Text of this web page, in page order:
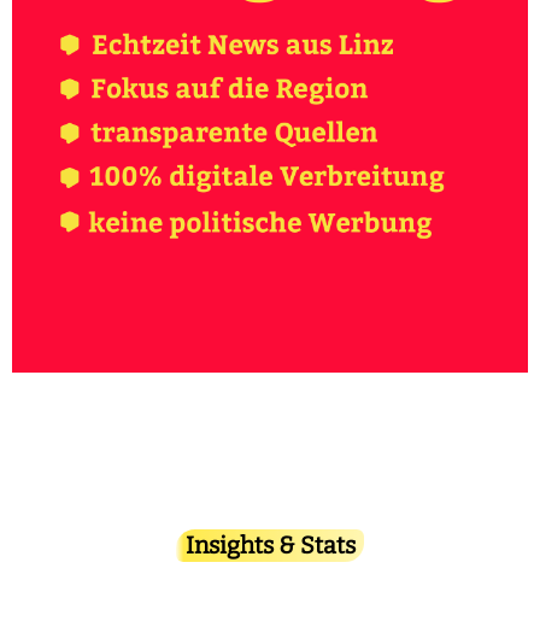
Insights & Stats